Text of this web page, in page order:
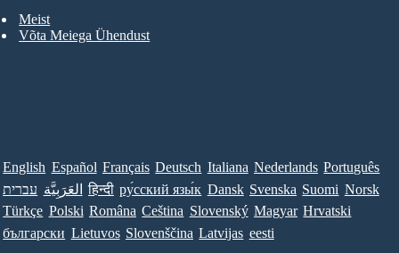
Meist
Võta Meiega Ühendust
English Español Français Deutsch Italiana Nederlands Português
עברית العَرَبِيَّة हिन्दी ру́сский язы́к Dansk Svenska Suomi Norsk
Türkçe Polski Româna Ceština Slovenský Magyar Hrvatski
български Lietuvos Slovenščina Latvijas eesti